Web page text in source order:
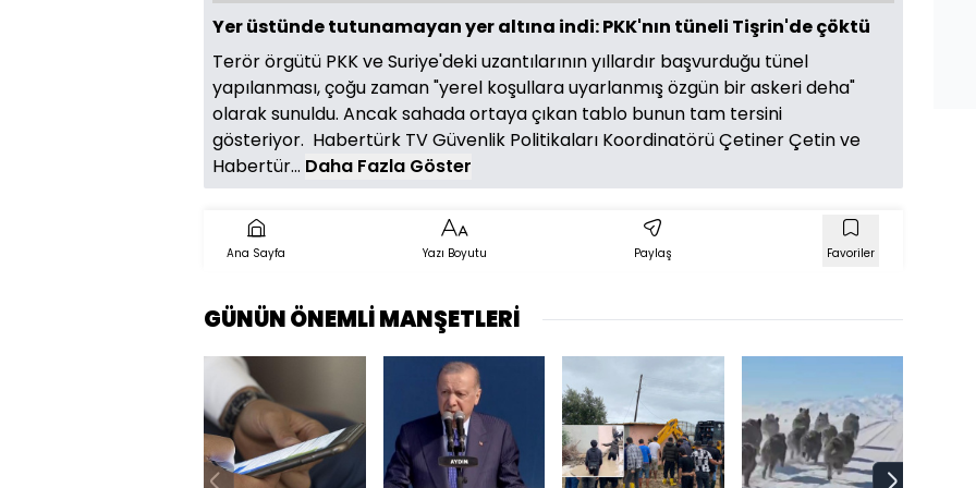
Yer üstünde tutunamayan yer altına indi: PKK'nın tüneli Tişrin'de çöktü
Terör örgütü PKK ve Suriye'deki uzantılarının yıllardır başvurduğu tünel
yapılanması, çoğu zaman "yerel koşullara uyarlanmış özgün bir askeri deha"
olarak sunuldu. Ancak sahada ortaya çıkan tablo bunun tam tersini
gösteriyor. Habertürk TV Güvenlik Politikaları Koordinatörü Çetiner Çetin ve
Habertür... Daha Fazla Göster
Ana Sayfa Yazı Boyutu Paylaş Favoriler
GÜNÜN ÖNEMLİ MANŞETLERİ